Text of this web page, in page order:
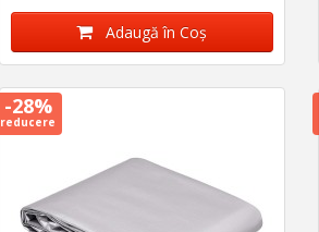
Adaugă în Coş
-28%
reducere